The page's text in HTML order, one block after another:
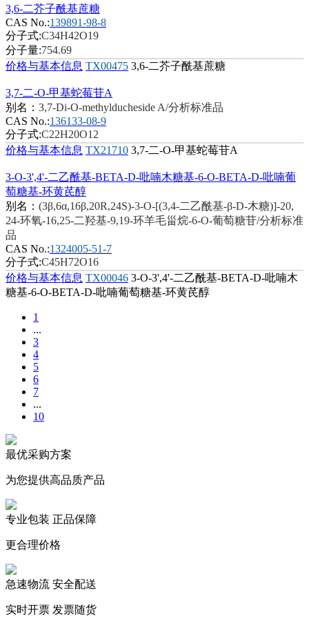
3,6-二芥子酰基蔗糖
CAS No.:139891-98-8
分子式:C34H42O19
分子量:754.69
价格与基本信息 TX00475 3,6-二芥子酰基蔗糖
3,7-二-O-甲基蛇莓苷A
别名： 3,7-Di-O-methylducheside A/分析标准品
CAS No.:136133-08-9
分子式:C22H20O12
价格与基本信息 TX21710 3,7-二-O-甲基蛇莓苷A
3-O-3',4'-二乙酰基-BETA-D-吡喃木糖基-6-O-BETA-D-吡喃葡
萄糖基-环黄芪醇
别名： (3β,6α,16β,20R,24S)-3-O-[(3,4-二乙酰基-β-D-木糖)]-20,
24-环氧-16,25-二羟基-9,19-环羊毛甾烷-6-O-葡萄糖苷/分析标准
品
CAS No.:1324005-51-7
分子式:C45H72O16
价格与基本信息 TX00046 3-O-3',4'-二乙酰基-BETA-D-吡喃木
糖基-6-O-BETA-D-吡喃葡萄糖基-环黄芪醇
1
...
3
4
5
6
7
...
10
最优采购方案
为您提供高品质产品
专业包装 正品保障
更合理价格
急速物流 安全配送
实时开票 发票随货